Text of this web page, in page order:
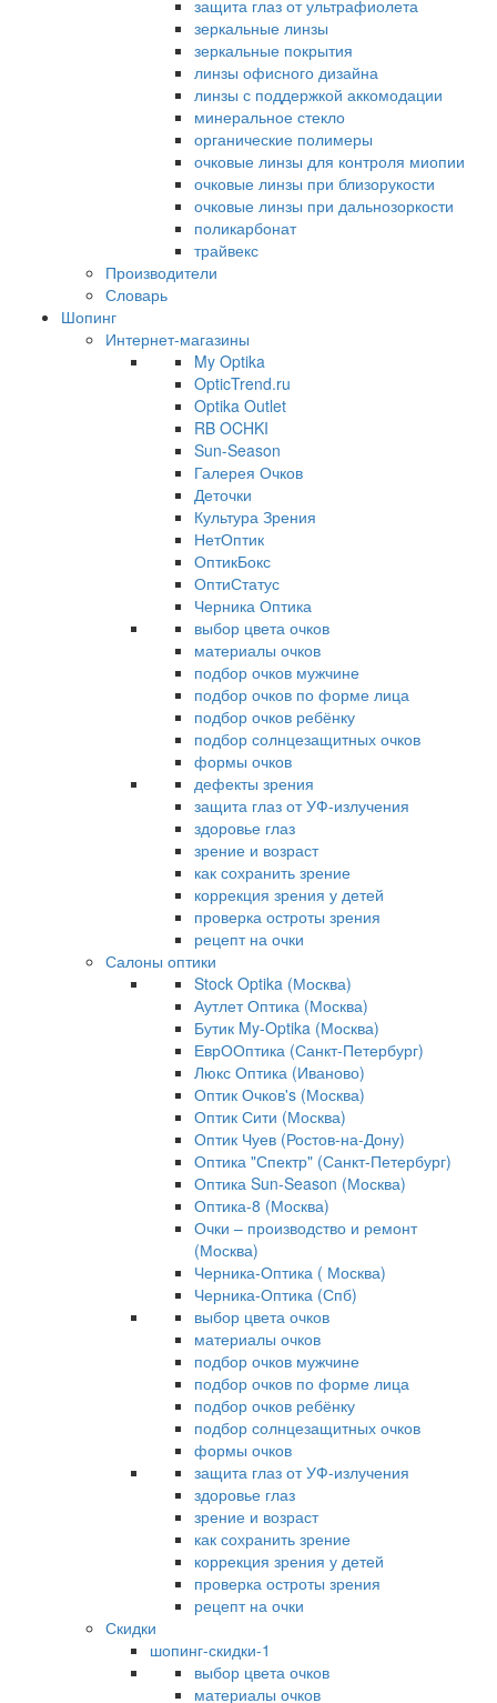
защита глаз от ультрафиолета
зеркальные линзы
зеркальные покрытия
линзы офисного дизайна
линзы с поддержкой аккомодации
минеральное стекло
органические полимеры
очковые линзы для контроля миопии
очковые линзы при близорукости
очковые линзы при дальнозоркости
поликарбонат
трайвекс
Производители
Словарь
Шопинг
Интернет-магазины
My Optika
OpticTrend.ru
Optika Outlet
RB OCHKI
Sun-Season
Галерея Очков
Деточки
Культура Зрения
НетОптик
ОптикБокс
ОптиСтатус
Черника Оптика
выбор цвета очков
материалы очков
подбор очков мужчине
подбор очков по форме лица
подбор очков ребёнку
подбор солнцезащитных очков
формы очков
дефекты зрения
защита глаз от УФ-излучения
здоровье глаз
зрение и возраст
как сохранить зрение
коррекция зрения у детей
проверка остроты зрения
рецепт на очки
Салоны оптики
Stock Optika (Москва)
Аутлет Оптика (Москва)
Бутик My-Optika (Москва)
ЕврООптика (Санкт-Петербург)
Люкс Оптика (Иваново)
Оптик Очков's (Москва)
Оптик Сити (Москва)
Оптик Чуев (Ростов-на-Дону)
Оптика "Спектр" (Санкт-Петербург)
Оптика Sun-Season (Москва)
Оптика-8 (Москва)
Очки – производство и ремонт
(Москва)
Черника-Оптика ( Москва)
Черника-Оптика (Спб)
выбор цвета очков
материалы очков
подбор очков мужчине
подбор очков по форме лица
подбор очков ребёнку
подбор солнцезащитных очков
формы очков
защита глаз от УФ-излучения
здоровье глаз
зрение и возраст
как сохранить зрение
коррекция зрения у детей
проверка остроты зрения
рецепт на очки
Скидки
шопинг-скидки-1
выбор цвета очков
материалы очков